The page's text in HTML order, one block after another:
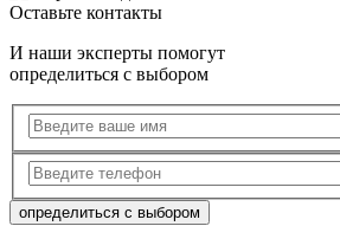
Оставьте контакты
И наши эксперты помогут
определиться с выбором